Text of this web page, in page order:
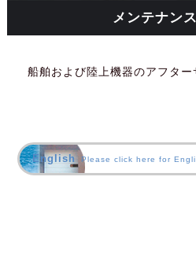
メンテナン
船舶および陸上機器のアフター
English Please click here for